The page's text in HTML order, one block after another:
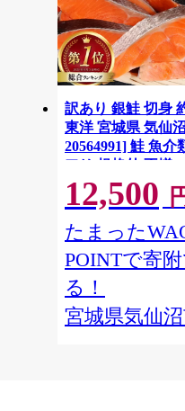
訳あり 銀鮭 切身
東洋 宮城県 気仙
20564991] 鮭 魚介
アリ 規格外 不揃
鮭切身 シャケ 切
庭用 おかず 弁当
ン 銀鮭切り身 魚
12,500
たまった
POINTで寄
る！
宮城県気仙